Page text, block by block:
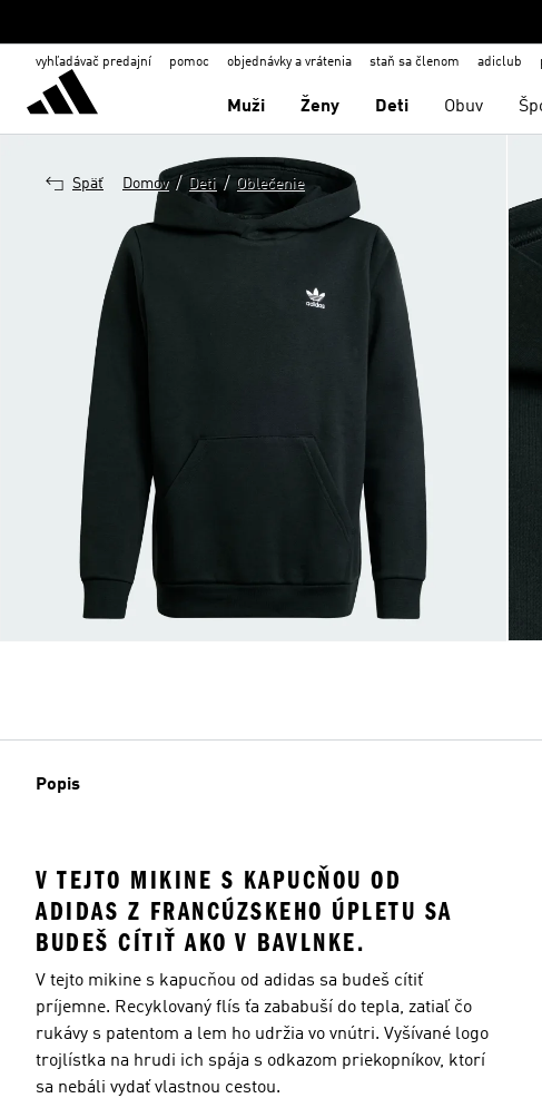
vyhľadávač predajní pomoc objednávky a vrátenia staň sa členom adiclub
Muži Ženy Deti Obuv
Späť Domov / Deti / Oblečenie
Popis
V TEJTO MIKINE S KAPUCŇOU OD
ADIDAS Z FRANCÚZSKEHO ÚPLETU SA
BUDEŠ CÍTIŤ AKO V BAVLNKE.
V tejto mikine s kapucňou od adidas sa budeš cítiť
príjemne. Recyklovaný flís ťa zababuší do tepla, zatiaľ čo
rukávy s patentom a lem ho udržia vo vnútri. Vyšívané logo
trojlístka na hrudi ich spája s odkazom priekopníkov, ktorí
sa nebáli vydať vlastnou cestou.